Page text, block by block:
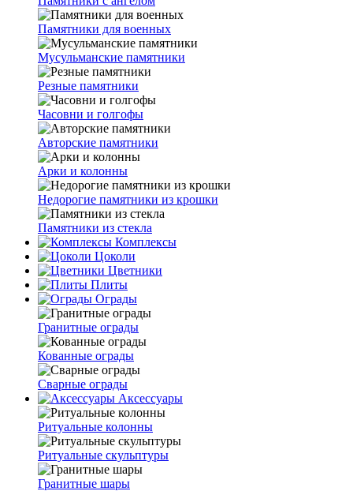
Памятники для военных
Мусульманские памятники
Резные памятники
Часовни и голгофы
Авторские памятники
Арки и колонны
Недорогие памятники из крошки
Памятники из стекла
Комплексы
Цоколи
Цветники
Плиты
Ограды
Гранитные ограды
Кованные ограды
Сварные ограды
Аксессуары
Ритуальные колонны
Ритуальные скульптуры
Гранитные шары